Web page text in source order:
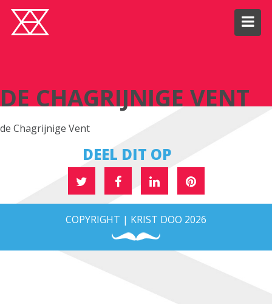
DE CHAGRIJNIGE VENT
de Chagrijnige Vent
DEEL DIT OP
COPYRIGHT | KRIST DOO 2026